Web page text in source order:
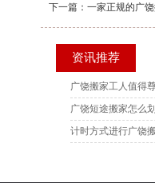
下一篇： 一家正规的广
资讯推荐
广饶搬家工人值得
广饶短途搬家怎么
计时方式进行广饶